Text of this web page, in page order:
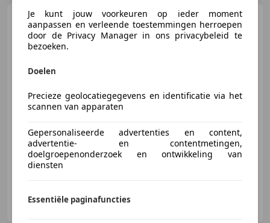
BMW R 1200 R R 1200 R
€ 3.750
12/2007 Benzine 80 kW (109 PK)
Kampen Motoren
NL-9076 PT SINT-ANNAPAROCHIE
Je kunt jouw voorkeuren op ieder moment
aanpassen en verleende toestemmingen herroepen
door de Privacy Manager in ons privacybeleid te
bezoeken.
Doelen
Precieze geolocatiegegevens en identificatie via het
scannen van apparaten
Gepersonaliseerde advertenties en content,
advertentie- en contentmetingen,
doelgroepenonderzoek en ontwikkeling van
diensten
Essentiële paginafuncties